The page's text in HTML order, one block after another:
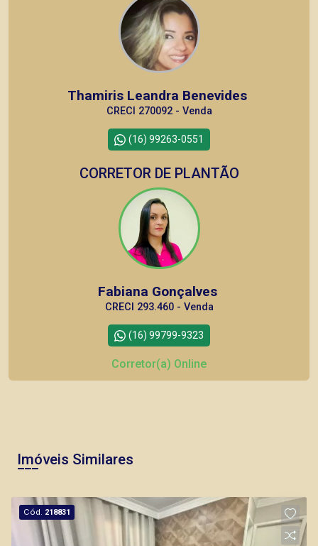
Thamiris Leandra Benevides
CRECI 270092 - Venda
(16) 99263-0551
CORRETOR DE PLANTÃO
Fabiana Gonçalves
CRECI 293.460 - Venda
(16) 99799-9323
Corretor(a) Online
Bráulio Alvarez
CRECI 234.175 - Venda
Imóveis Similares
Cód. 218831